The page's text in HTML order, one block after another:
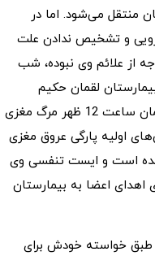
منتقل می‌شود. اما در
و تشخیص ندادن علت
از علائم وی نبوده، شب
لقمان حکیم
بستری می‌شود. سپس در بیمارستان لقمان ساعت 12 ظهر مرگ مغزی
اولیه پارگی عروق مغزی
است و ایست تنفسی وی
اعضا به بیمارستان
خواسته خودش برای